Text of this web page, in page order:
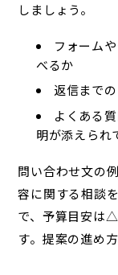
しましょう。
フォーム
べるか
返信まで
よくある
明が添えられ
問い合わせ文の
容に関する相談
で、予算目安は
す。提案の進め